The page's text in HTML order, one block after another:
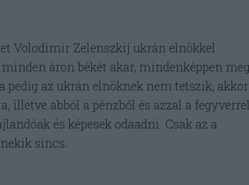
Volodimir Zelenszkij ukrán elnökkel
áron békét akar, mindenképpen
pedig az ukrán elnöknek nem tetszik, akkor
illetve abból a pénzből és azzal a
és képesek odaadni. Csak az a
sincs.